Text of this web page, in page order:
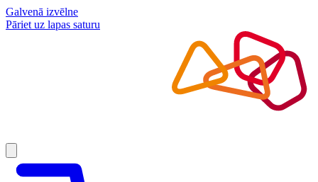
Galvenā izvēlne
Pāriet uz lapas saturu